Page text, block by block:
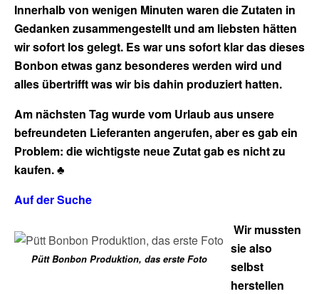
Innerhalb von wenigen Minuten waren die Zutaten in
Gedanken zusammengestellt und am liebsten hätten
wir sofort los gelegt. Es war uns sofort klar das dieses
Bonbon etwas ganz besonderes werden wird und
alles übertrifft was wir bis dahin produziert hatten.
Am nächsten Tag wurde vom Urlaub aus unsere
befreundeten Lieferanten angerufen, aber es gab ein
Problem: die wichtigste neue Zutat gab es nicht zu
kaufen.♣
Auf der Suche
Pütt Bonbon Produktion, das erste Foto
Wir mussten
sie also
selbst
herstellen